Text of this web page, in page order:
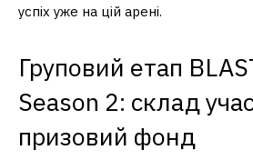
успіх уже на цій арені.
Груповий етап
Season 2: склад
призовий фонд